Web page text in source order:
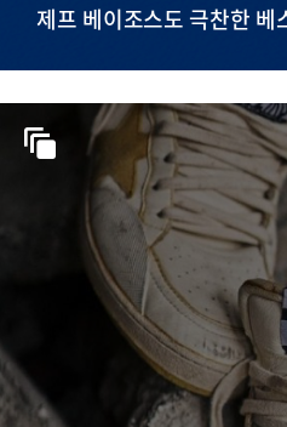
제프 베이조스도 극찬한 베